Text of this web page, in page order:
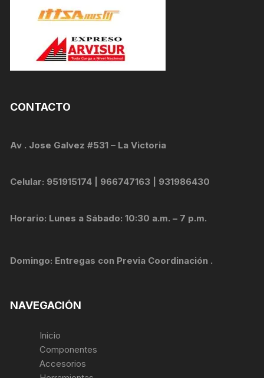
CONTACTO
Av . Jose Galvez #531 – La Victoria
Celular: 951915174 | 966747163 | 931986430
Horario: Lunes a Sábado: 10:30 a.m. – 7 p.m.
Domingo: Entregas con Previa Coordinación .
NAVEGACIÓN
Inicio
Componentes
Accesorios